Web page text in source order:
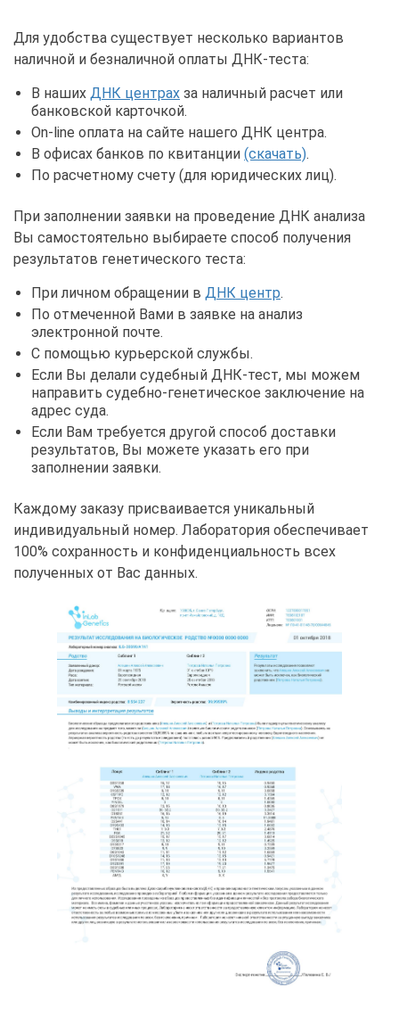
Для удобства существует несколько вариантов
наличной и безналичной оплаты ДНК-теста:
В наших ДНК центрах за наличный расчет или
банковской карточкой.
On-line оплата на сайте нашего ДНК центра.
В офисах банков по квитанции (скачать).
По расчетному счету (для юридических лиц).
При заполнении заявки на проведение ДНК анализа
Вы самостоятельно выбираете способ получения
результатов генетического теста:
При личном обращении в ДНК центр.
По отмеченной Вами в заявке на анализ
электронной почте.
С помощью курьерской службы.
Если Вы делали судебный ДНК-тест, мы можем
направить судебно-генетическое заключение на
адрес суда.
Если Вам требуется другой способ доставки
результатов, Вы можете указать его при
заполнении заявки.
Каждому заказу присваивается уникальный
индивидуальный номер. Лаборатория обеспечивает
100% сохранность и конфиденциальность всех
полученных от Вас данных.